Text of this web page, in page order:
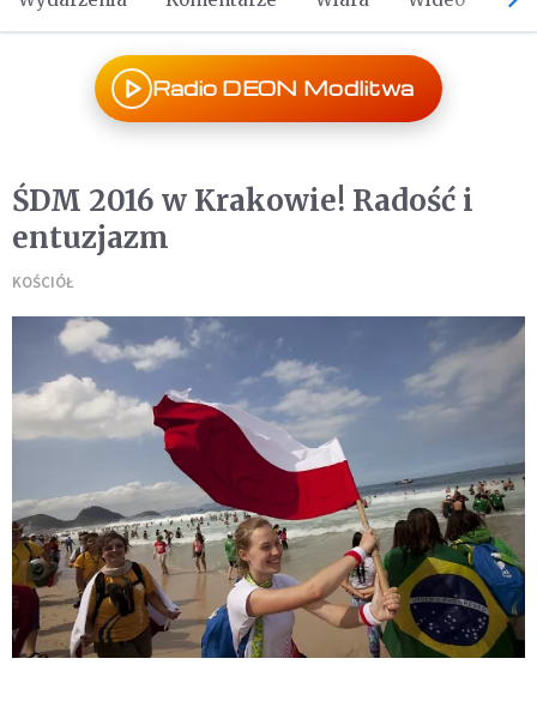
Radio DEON Modlitwa
ŚDM 2016 w Krakowie! Radość i
entuzjazm
KOŚCIÓŁ